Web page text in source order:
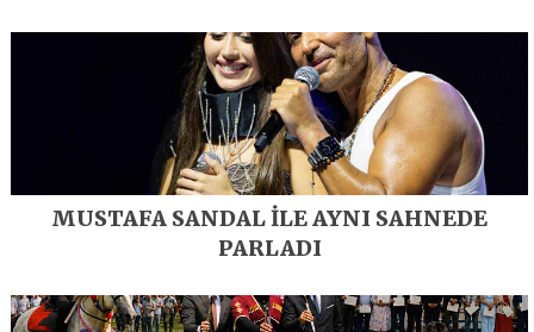
MUSTAFA SANDAL İLE AYNI SAHNEDE
PARLADI